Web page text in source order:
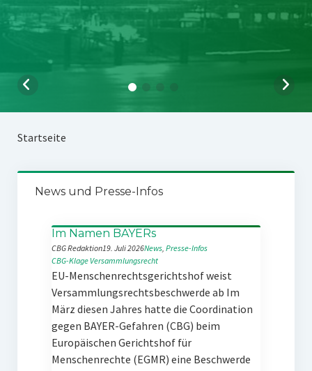
Startseite
News und Presse-Infos
Im Namen BAYERs
CBG Redaktion19. Juli 2026News, Presse-Infos
CBG-Klage Versammlungsrecht
EU-Menschenrechtsgerichtshof weist
Versammlungsrechtsbeschwerde ab Im
März diesen Jahres hatte die Coordination
gegen BAYER-Gefahren (CBG) beim
Europäischen Gerichtshof für
Menschenrechte (EGMR) eine Beschwerde